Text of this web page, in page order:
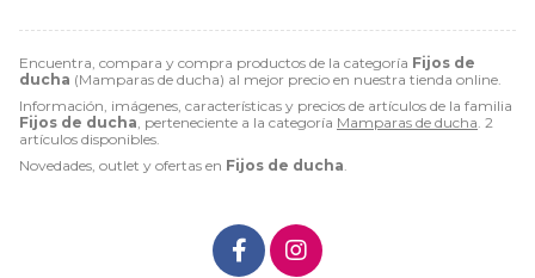
Encuentra, compara y compra productos de la categoría Fijos de
ducha (Mamparas de ducha) al mejor precio en nuestra tienda online.
Información, imágenes, características y precios de artículos de la familia
Fijos de ducha, perteneciente a la categoría Mamparas de ducha. 2
artículos disponibles.
Novedades, outlet y ofertas en Fijos de ducha.